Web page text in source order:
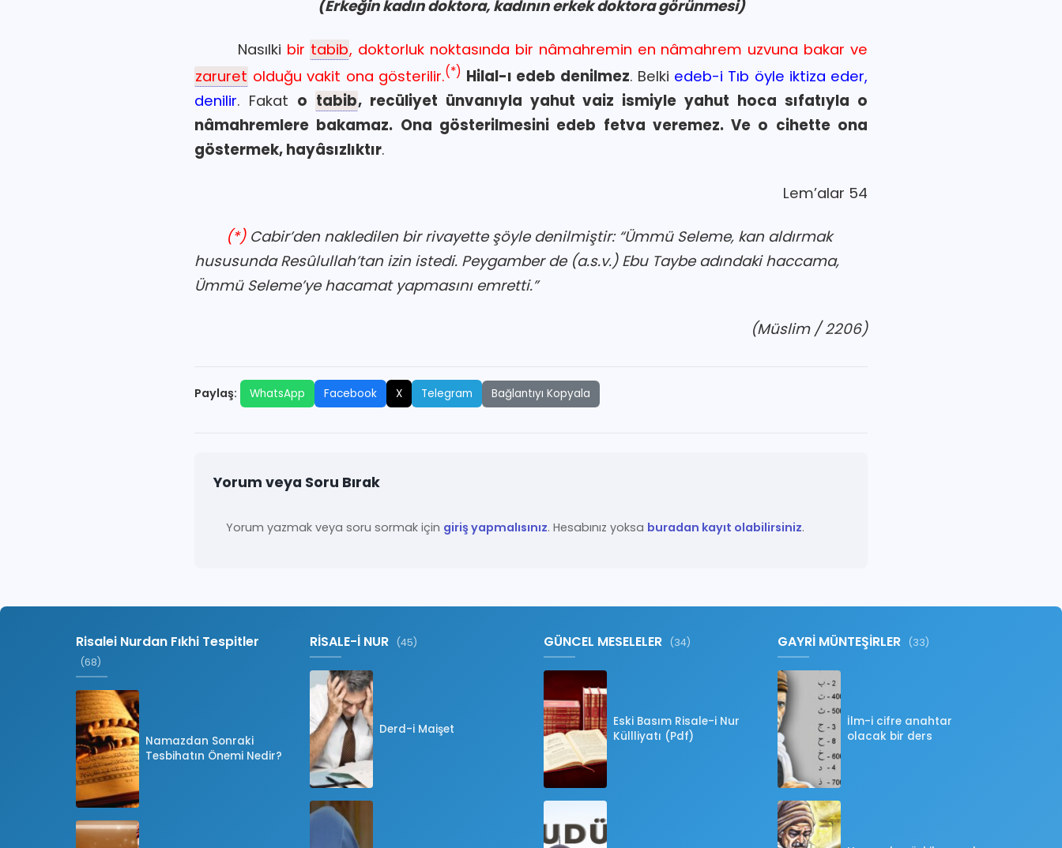
(Erkeğin kadın doktora, kadının erkek doktora görünmesi)
Nasılki bir tabib, doktorluk noktasında bir nâmahremin en nâmahrem uzvuna bakar ve
zaruret olduğu vakit ona gösterilir.(*) Hilal-ı edeb denilmez. Belki edeb-i Tıb öyle iktiza eder,
denilir. Fakat o tabib, recüliyet ünvanıyla yahut vaiz ismiyle yahut hoca sıfatıyla o
nâmahremlere bakamaz. Ona gösterilmesini edeb fetva veremez. Ve o cihette ona
göstermek, hayâsızlıktır.
Lem’alar 54
(*)Cabir’den nakledilen bir rivayette şöyle denilmiştir: “Ümmü Seleme, kan aldırmak
hususunda Resûlullah’tan izin istedi. Peygamber de (a.s.v.) Ebu Taybe adındaki haccama,
Ümmü Seleme’ye hacamat yapmasını emretti.”
(Müslim / 2206)
Paylaş: WhatsApp Facebook X Telegram Bağlantıyı Kopyala
Yorum veya Soru Bırak
Yorum yazmak veya soru sormak için giriş yapmalısınız. Hesabınız yoksa buradan kayıt olabilirsiniz.
Risalei Nurdan Fıkhi Tespitler
(68)
Namazdan Sonraki
Tesbihatın Önemi Nedir?
RİSALE-İ NUR (45)
Derd-i Maişet
GÜNCEL MESELELER (34)
Eski Basım Risale-i Nur
Küllliyatı (Pdf)
GAYRİ MÜNTEŞİRLER (33)
İlm-i cifre anahtar
olacak bir ders